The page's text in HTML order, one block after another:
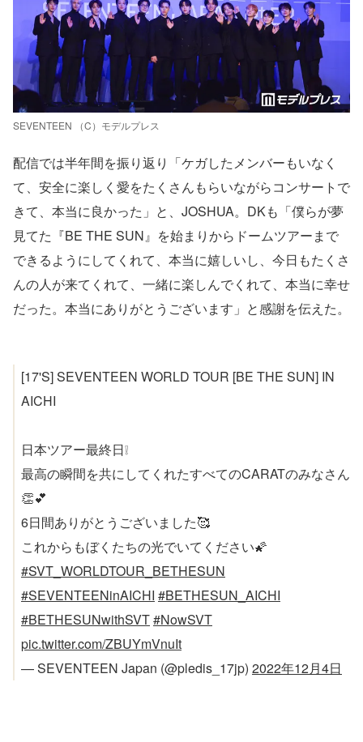
SEVENTEEN （C）モデルプレス
配信では半年間を振り返り「ケガしたメンバーもいなく
て、安全に楽しく愛をたくさんもらいながらコンサートで
きて、本当に良かった」と、JOSHUA。DKも「僕らが夢
見てた『BE THE SUN』を始まりからドームツアーまで
できるようにしてくれて、本当に嬉しいし、今日もたくさ
んの人が来てくれて、一緒に楽しんでくれて、本当に幸せ
だった。本当にありがとうございます」と感謝を伝えた。
[17'S] SEVENTEEN WORLD TOUR [BE THE SUN] IN
AICHI
日本ツアー最終日❕
最高の瞬間を共にしてくれたすべてのCARATのみなさん
👏💕
6日間ありがとうございました🥰
これからもぼくたちの光でいてください🌠
#SVT_WORLDTOUR_BETHESUN
#SEVENTEENinAICHI #BETHESUN_AICHI
#BETHESUNwithSVT#NowSVT
pic.twitter.com/ZBUYmVnuIt
— SEVENTEEN Japan (@pledis_17jp) 2022年12月4日